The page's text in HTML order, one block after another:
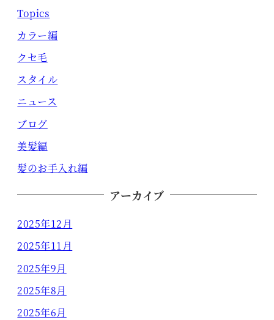
Topics
カラー編
クセ毛
スタイル
ニュース
ブログ
美髪編
髪のお手入れ編
アーカイブ
2025年12月
2025年11月
2025年9月
2025年8月
2025年6月